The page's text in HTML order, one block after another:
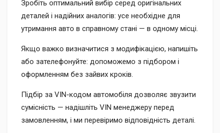
Зробіть оптимальний вибір серед оригінальних
деталей і надійних аналогів: усе необхідне для
утримання авто в справному стані — в одному місці.
Якщо важко визначитися з модифікацією, напишіть
або зателефонуйте: допоможемо з підбором і
оформленням без зайвих кроків.
Підбір за VIN-кодом автомобіля дозволяє звузити
сумісність — надішліть VIN менеджеру перед
замовленням, і ми перевіримо відповідність деталі.